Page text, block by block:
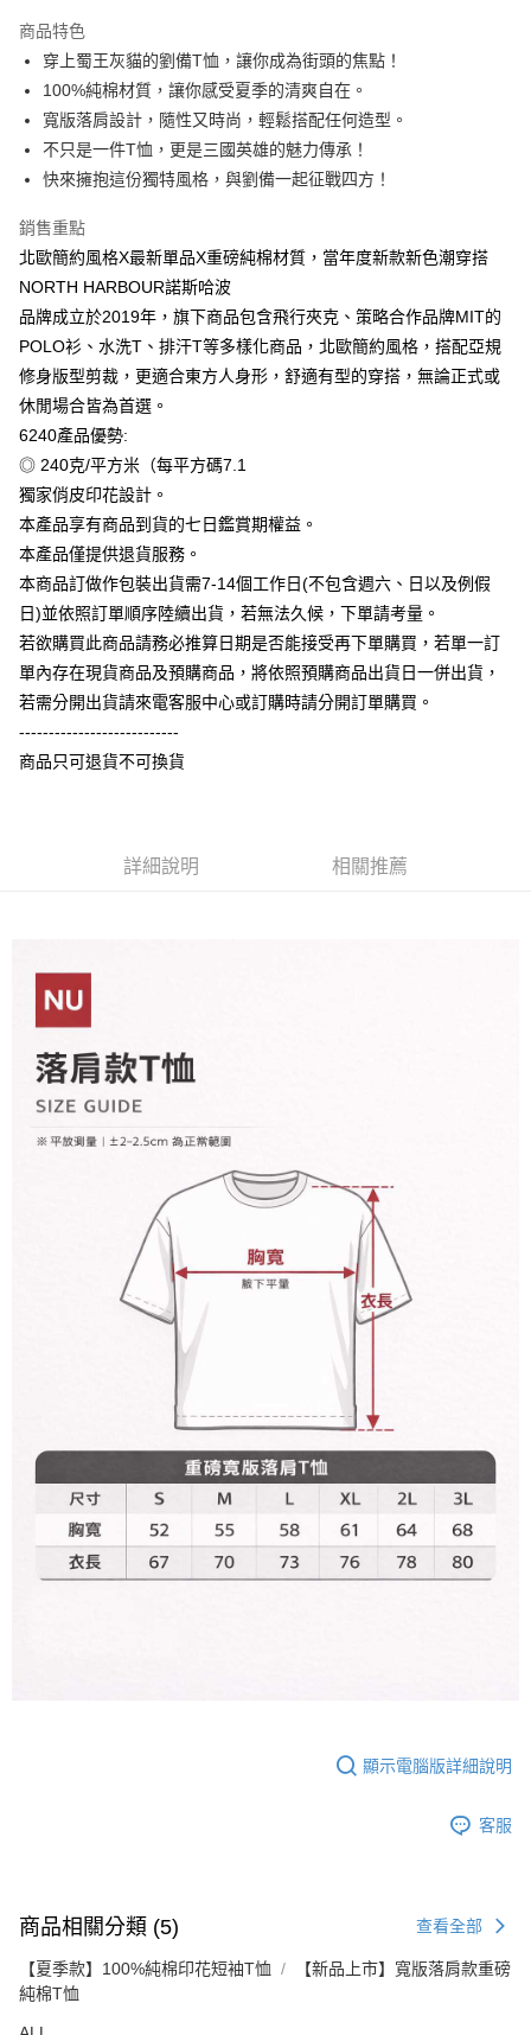
合作金庫商業銀行
華南商業銀行
彰化商業銀行
上海商業儲蓄銀行
台北富邦商業銀行
國泰世華商業銀行
兆豐國際商業銀行
臺灣中小企業銀行
台中商業銀行
匯豐（台灣）商業銀行
華泰商業銀行
聯邦商業銀行
遠東國際商業銀行
元大商業銀行
台新國際商業銀行
中國信託商業銀行
台灣樂天信用卡公司
6 期 0 利率 每期
華南商業銀行
彰化商業銀行
上海商業儲蓄銀行
台北富邦商業銀行
國泰世華商業銀行
兆豐國際商業銀行
臺灣中小企業銀行
台中商業銀行
聯邦商業銀行
元大商業銀行
永豐商業銀行
台灣樂天信用卡公司
12 期 0 利率 每期NT$36
合作金庫商業銀行
第一商業銀行
上海商業儲蓄銀行
台北富邦商業銀行
國泰世華商業銀行
兆豐國際商業銀行
匯豐（台灣）商業銀行
聯邦商業銀行
遠東國際商業銀行
元大商業銀行
玉山商業銀行
星展（台灣）商業銀行
台新國際商業銀行
中國信託商業銀行
超商取貨付款
LINE Pay
街口支付
悠遊付
Google Pay
全盈+PAY
大哥付你分期
相關說明
1.本服務由台灣大哥大提供，台灣大哥大用戶可立即使用無須另外申請。
2.付款方式選擇「大哥付你分期」，訂單成立後會自動跳轉到大哥付的交易
流程，驗證手機門號後，選擇欲分期的期數、繳款截止日，確認付款後即完
成交易。
3.實際核准額度、可分期數及費用金額請依後續交易確認頁面所載為準。
4.訂單成立30分鐘內，如未前往確認交易或遇審核未通過，訂單將自動取
消。如遇「轉專審核」未通過狀況，表示未達大哥付你分期系統評分，恕無
法說明評估內容。
【繳款方式說明】
1.分期款項不併入電信帳單，「大哥付你分期」於每月結算日後寄送繳費提
2.透過簡訊連結打開帳單後，可選擇「超商條碼／台灣大直營門市／銀行轉
帳／街口支付／iPASS MONEY」等通路繳費。
買賣價金債權讓與本公司後，依約使用本公司帳單繳交帳款。
AFTEE先享後付
相關說明
【關於「AFTEE先享後付」】
AFTEE先享後付是「在收到商品之後才付款」的支付方式。 讓您購物簡單
１．簡單：不需註冊會員、不需綁卡、不需儲值。
２．便利：只要手機號碼，簡訊認證，即可結帳。
３．安心：先確認商品／服務後，再付款。
【「AFTEE先享後付」結帳流程】
２．訂單成立數日內，您將收到繳費通知簡訊。
購買商品的店家。未經商家同意取消之訂單仍視為有效，需透過AFTEE先享
後付繳納相關費用。
１．透過由恩沛科技股份有限公司提供之「AFTEE先享後付」服務完成之交
易，需依本服務之必要範圍內提供個人資料，並將交易相關給付款項請求債
２．關於個人資料處理事宜，請瀏覽以下網址：
https://aftee.tw/terms/#terms3
３．未成年的使用者請事先徵得法定代理人或監護人之同意方可使用
４．使用「AFTEE先享後付」時，將依據個別帳號之用戶狀況，依本公司即
時審查核予不同之上限額度；若仍有額度不足之情形，本公司將視審查結果
請求用戶進行身份認證。
５．嚴禁一人註冊多個帳號或使用他人資訊註冊。若發現惡意使用之情形，
恩沛科技股份有限公司將有權停止該用戶之使用額度並採取法律行動。
ATM付款
運送方式
全家付款取貨
每筆NT$65，滿NT$899(含以上)免運費
每筆NT$65，滿NT$899(含以上)免運費
宅配
每筆NT$65，滿NT$899(含以上)免運費
商品特色
穿上蜀王灰貓的劉備T恤，讓你成為街頭的焦點！
100%純棉材質，讓你感受夏季的清爽自在。
寬版落肩設計，隨性又時尚，輕鬆搭配任何造型。
不只是一件T恤，更是三國英雄的魅力傳承！
快來擁抱這份獨特風格，與劉備一起征戰四方！
銷售重點
北歐簡約風格X最新單品X重磅純棉材質，當年度新款新色潮穿搭
NORTH HARBOUR諾斯哈波
品牌成立於2019年，旗下商品包含飛行夾克、策略合作品牌MIT的
POLO衫、水洗T、排汗T等多樣化商品，北歐簡約風格，搭配亞規
修身版型剪裁，更適合東方人身形，舒適有型的穿搭，無論正式或
休閒場合皆為首選。
6240產品優勢:
◎ 240克/平方米（每平方碼7.1
獨家俏皮印花設計。
本產品享有商品到貨的七日鑑賞期權益。
本產品僅提供退貨服務。
本商品訂做作包裝出貨需7-14個工作日(不包含週六、日以及例假
日)並依照訂單順序陸續出貨，若無法久候，下單請考量。
若欲購買此商品請務必推算日期是否能接受再下單購買，若單一訂
單內存在現貨商品及預購商品，將依照預購商品出貨日一併出貨，
若需分開出貨請來電客服中心或訂購時請分開訂單購買。
---------------------------
商品只可退貨不可換貨
詳細說明 相關推薦
顯示電腦版詳細說明
客服
商品相關分類 (5) 查看全部
【夏季款】100%純棉印花短袖T恤
【新品上市】寬版落肩款重磅
純棉T恤